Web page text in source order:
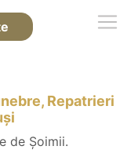
Repatrieri
de Șoimii.